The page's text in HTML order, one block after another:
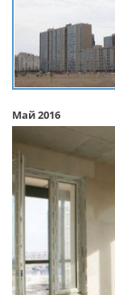
Май 2016